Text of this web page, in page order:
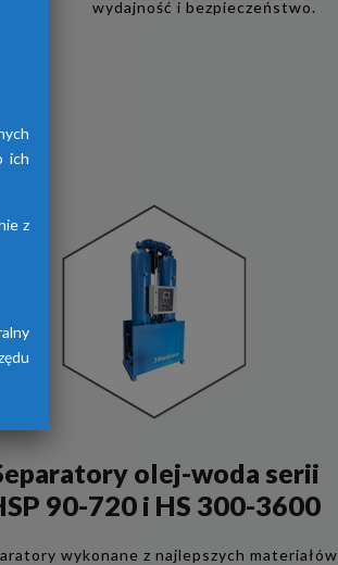
wydajność i bezpieczeństwo.
olej-woda serii
90-720 i HS 300-3600
wykonane z najlepszych materiałów
ich
z